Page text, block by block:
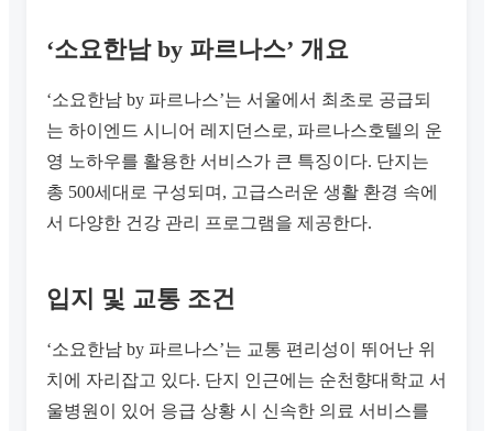
‘소요한남 by 파르나스’ 개요
‘소요한남 by 파르나스’는 서울에서 최초로 공급되
는 하이엔드 시니어 레지던스로, 파르나스호텔의 운
영 노하우를 활용한 서비스가 큰 특징이다. 단지는
총 500세대로 구성되며, 고급스러운 생활 환경 속에
서 다양한 건강 관리 프로그램을 제공한다.
입지 및 교통 조건
‘소요한남 by 파르나스’는 교통 편리성이 뛰어난 위
치에 자리잡고 있다. 단지 인근에는 순천향대학교 서
울병원이 있어 응급 상황 시 신속한 의료 서비스를